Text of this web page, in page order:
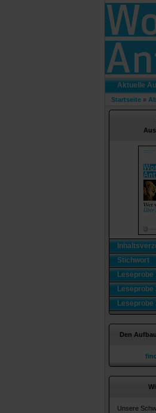
Aktuelle
Startseite»
Stichwort
Leseprobe
Leseprobe
Leseprobe
Den
Unsere